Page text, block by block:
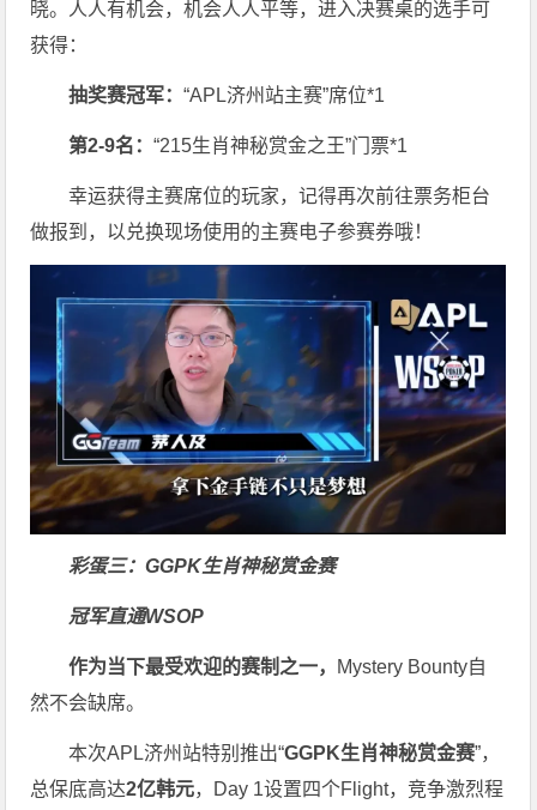
晓。人人有机会，机会人人平等，进入决赛桌的选手可
获得：
抽奖赛冠军：“APL济州站主赛”席位*1
第2-9名：“215生肖神秘赏金之王”门票*1
幸运获得主赛席位的玩家，记得再次前往票务柜台
做报到，以兑换现场使用的主赛电子参赛券哦！
彩蛋三：GGPK生肖神秘赏金赛
冠军直通WSOP
作为当下最受欢迎的赛制之一， Mystery Bounty自
然不会缺席。
本次APL济州站特别推出“GGPK生肖神秘赏金赛”，
总保底高达2亿韩元，Day 1设置四个Flight，竞争激烈程